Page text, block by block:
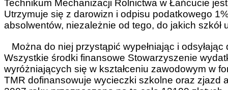
Technikum Mechanizacji Rolnictwa w Łańcucie
Utrzymuje się z darowizn i odpisu podatkowego
absolwentów, niezależnie od tego, do jakich szkół
Można do niej przystąpić wypełniając i
Wszystkie środki finansowe Stowarzyszenie
wyróżniających się w kształceniu zawodowym w
TMR dofinansowuje wycieczki szkolne oraz zjazd